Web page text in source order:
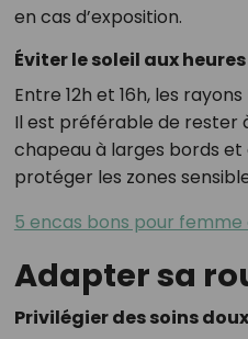
en cas d’exposition.
Éviter le soleil aux
Entre 12h et 16h, les
Il est préférable de rester
chapeau à larges bords
protéger les zones
5 encas bons pour
Adapter sa
Privilégier des soins doux